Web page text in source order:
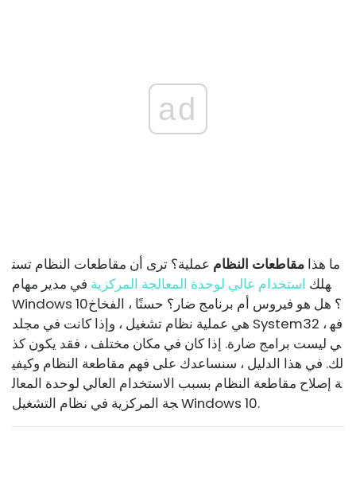
ad
ما هذا مقاطعات النظام عملية؟ ترى أن مقاطعات النظام تست
هلك استخدام عالي لوحدة المعالجة المركزية في مدير مهام
Windows 10؟ هل هو فيروس أم برنامج ضار؟ حسنًا ، الفخاخ
هي عملية نظام تشغيل ، وإذا كانت في مجلد System32 ، فه
ي ليست برامج ضارة. إذا كان في مكان مختلف ، فقد يكون كذ
لك. في هذا الدليل ، سنساعدك على فهم مقاطعة النظام وكيفي
ة إصلاح مقاطعة النظام بسبب الاستخدام العالي لوحدة المعال
جة المركزية في نظام التشغيل Windows 10.